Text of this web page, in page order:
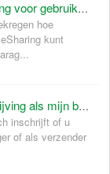
NL01.01.03 - Waar ga ik InvoiceSharing voor gebruiken?
hoe
kunt
NL01.02.01 - Hoe maak ik een inschrijving als mijn bedrijf InvoiceSharing nog niet gebruikt?
inschrijft of u
of als verzender